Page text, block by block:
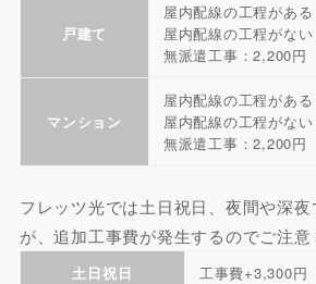
戸建て
屋内配線の工程があ
屋内配線の工程がな
無派遣工事：2,200円
マンション
屋内配線の工程があ
屋内配線の工程がな
無派遣工事：2,200円
フレッツ光では土日祝日、夜間や深
が、追加工事費が発生するのでご注意
土日祝日 工事費+3,300円